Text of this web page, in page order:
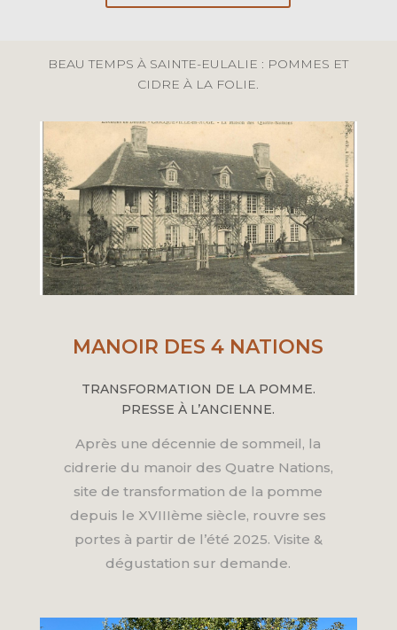
BEAU TEMPS À SAINTE-EULALIE : POMMES ET
CIDRE À LA FOLIE.
MANOIR DES 4 NATIONS
TRANSFORMATION DE LA POMME.
PRESSE À L’ANCIENNE.
Après une décennie de sommeil, la
cidrerie du manoir des Quatre Nations,
site de transformation de la pomme
depuis le XVIIIème siècle, rouvre ses
portes à partir de l’été 2025. Visite &
dégustation sur demande.